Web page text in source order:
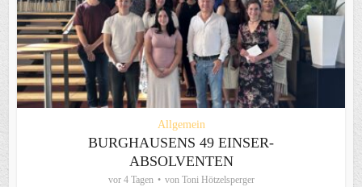
Allgemein
BURGHAUSENS 49 EINSER-
ABSOLVENTEN
vor 4 Tagen von Toni Hötzelsperger